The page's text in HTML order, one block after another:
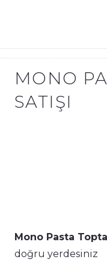
MONO
SATIŞI
Mono Pasta
doğru yerdesiniz